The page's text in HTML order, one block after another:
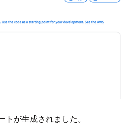
が生成されました。